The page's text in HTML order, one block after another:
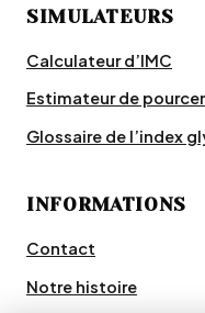
SIMULATEURS
Calculateur d’IMC
Estimateur de
Glossaire de l’index
INFORMATIONS
Contact
Notre histoire